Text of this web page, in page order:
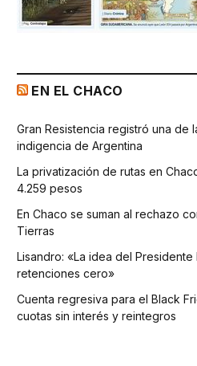
EN EL CHACO
Gran Resistencia registró una de
indigencia de Argentina
La privatización de rutas en
4.259 pesos
En Chaco se suman al rechazo
Tierras
Lisandro: «La idea del Presidente
retenciones cero»
Cuenta regresiva para el Black
cuotas sin interés y reintegros